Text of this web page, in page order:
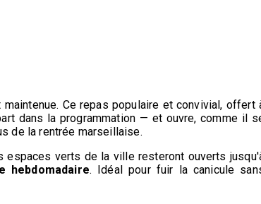
Ce repas populaire et convivial, offert
dans la programmation — et ouvre, comme il
de la rentrée marseillaise.
espaces verts de la ville resteront ouverts
hebdomadaire. Idéal pour fuir la canicule